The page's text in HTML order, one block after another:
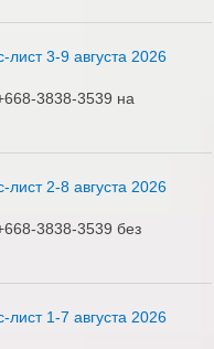
лист 3-9 августа 2026
3838-3539 на
лист 2-8 августа 2026
3838-3539 без
лист 1-7 августа 2026